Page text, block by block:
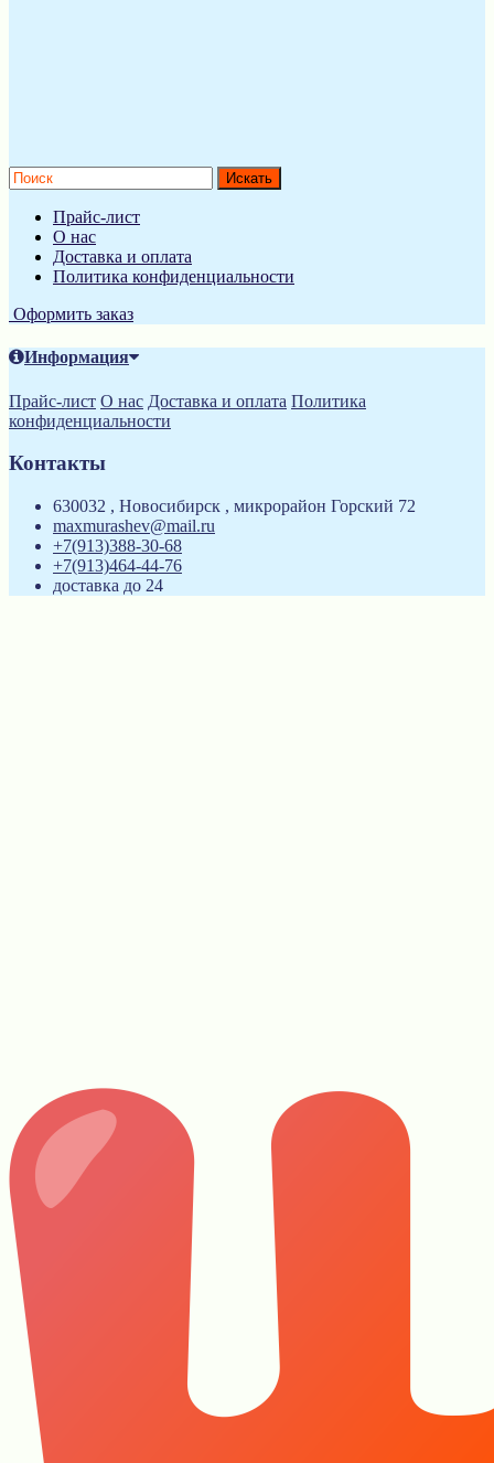
Прайс-лист
О нас
Доставка и оплата
Политика конфиденциальности
Оформить заказ
Информация
Прайс-лист О нас Доставка и оплата Политика
конфиденциальности
Контакты
630032 , Новосибирск , микрорайон Горский 72
maxmurashev@mail.ru
+7(913)388-30-68
+7(913)464-44-76
доставка до 24